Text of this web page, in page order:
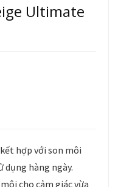
Ultimate
hợp với son môi
dụng hàng ngày.
cho cảm giác vừa